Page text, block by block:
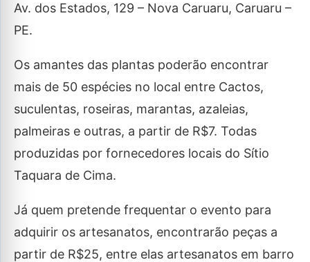
Av. dos Estados, 129 – Nova Caruaru, Caruaru –
PE.
Os amantes das plantas poderão encontrar
mais de 50 espécies no local entre Cactos,
suculentas, roseiras, marantas, azaleias,
palmeiras e outras, a partir de R$7. Todas
produzidas por fornecedores locais do Sítio
Taquara de Cima.
Já quem pretende frequentar o evento para
adquirir os artesanatos, encontrarão peças a
partir de R$25, entre elas artesanatos em barro